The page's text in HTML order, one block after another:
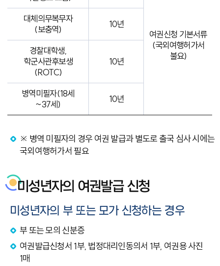
여권신청 기본서류
(국외여행허가서
불요)
대체의무복무자
(보충역)
10년
경찰대학생,
학군사관후보생
(ROTC)
10년
병역미필자(18세
~37세)
10년
※ 병역 미필자의 경우 여권 발급과 별도로 출국 심사 시에는
국외여행허가서 필요
미성년자의 여권발급 신청
미성년자의 부 또는 모가 신청하는 경우
부 또는 모의 신분증
여권발급신청서 1부, 법정대리인동의서 1부, 여권용 사진
1매